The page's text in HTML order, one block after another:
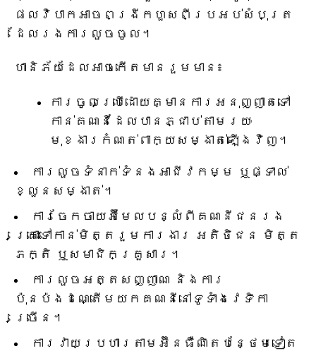
ផលវិបាកអាចពង្រីកហួសពីប្រអប់សំបុត្រ
ដែលរងការលួចចូល។
ហានិភ័យដែលអាចកើតមានរួមមាន៖
ការចូលប្រើដោយគ្មានការអនុញ្ញាតទៅ
កាន់គណនីដែលបានភ្ជាប់តាមរយៈ
មុខងារកំណត់ពាក្យសម្ងាត់ឡើងវិញ។
ការលួចទំនាក់ទំនងអាជីវកម្ម ឬផ្ទាល់
ខ្លួនសម្ងាត់។
ការចែកចាយអ៊ីមែលបន្លំពីគណនីជនរង
គ្រោះទៅកាន់មិត្តរួមការងារ អតិថិជន មិត្ត
ភក្តិ ឬសមាជិកគ្រួសារ។
ការលួចអត្តសញ្ញាណ និងការ
ប៉ុនប៉ងដណ្តើមយកគណនីនៅទូទាំងវេទិកា
ច្រើន។
ការវាយប្រហារតាមអ៊ីនធឺណិតបន្ថែមទៀត